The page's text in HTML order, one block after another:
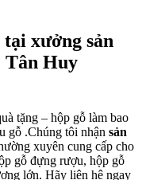
tại xưởng sản
Tân Huy
tặng – hộp gỗ làm bao
gỗ .Chúng tôi nhận sản
xuyên cung cấp cho
gỗ đựng rượu, hộp gỗ
lớn. Hãy liên hệ ngay